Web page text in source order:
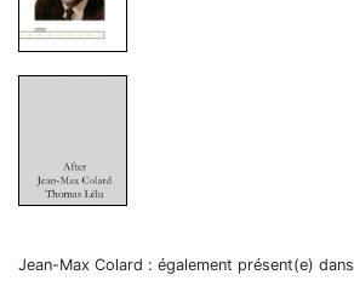
Jean-Max Colard : également présent(e) dans